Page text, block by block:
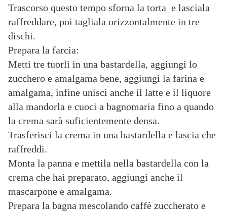
Trascorso questo tempo sforna la torta e lasciala
raffreddare, poi tagliala orizzontalmente in tre
dischi.
Prepara la farcia:
Metti tre tuorli in una bastardella, aggiungi lo
zucchero e amalgama bene, aggiungi la farina e
amalgama, infine unisci anche il latte e il liquore
alla mandorla e cuoci a bagnomaria fino a quando
la crema sarà suficientemente densa.
Trasferisci la crema in una bastardella e lascia che
raffreddi.
Monta la panna e mettila nella bastardella con la
crema che hai preparato, aggiungi anche il
mascarpone e amalgama.
Prepara la bagna mescolando caffè zuccherato e